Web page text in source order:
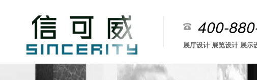
400-
展厅设计 展览设计 展示